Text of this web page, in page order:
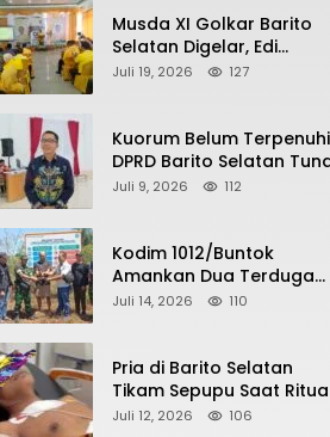
Musda XI Golkar Barito
Selatan Digelar, Edi
Pratowo Targetkan
Juli 19, 2026 127
Kuorum Belum
DPRD Barito Selatan
Paripurna Persetujuan
APBD 2025
Juli 9, 2026 112
Kodim 1012/Buntok
Amankan Dua Terduga
Pencuri Aset Perusahaan
Disita
Juli 14, 2026 110
Pria di Barito Selatan
Tikam Sepupu Saat
Adat Wara, Polisi
Juli 12, 2026 106